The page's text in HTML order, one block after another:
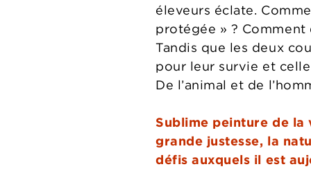
éleveurs éclate.
protégée » ?
Tandis que les deux
pour leur survie et
De l’animal et de
Sublime peinture de la
grande justesse, la
défis auxquels il est